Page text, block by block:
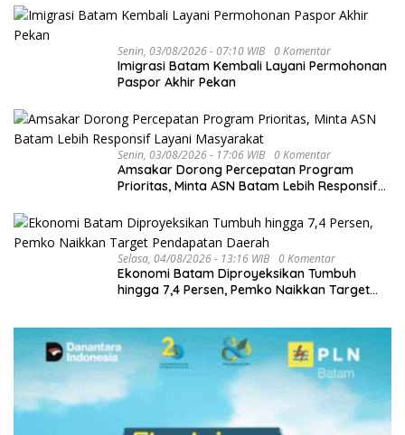
Senin, 03/08/2026 - 07:10 WIB 0 Komentar
Imigrasi Batam Kembali Layani Permohonan
Paspor Akhir Pekan
Senin, 03/08/2026 - 17:06 WIB 0 Komentar
Amsakar Dorong Percepatan Program
Prioritas, Minta ASN Batam Lebih Responsif
Selasa, 04/08/2026 - 13:16 WIB 0 Komentar
Ekonomi Batam Diproyeksikan Tumbuh
hingga 7,4 Persen, Pemko Naikkan Target